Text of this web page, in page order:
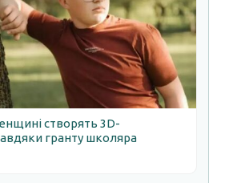
створять 3D-
гранту школяра